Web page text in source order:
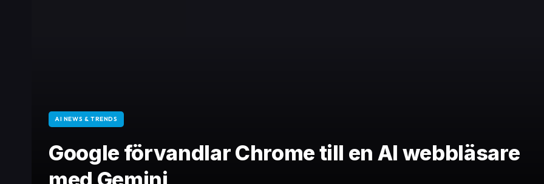
AI NEWS & TRENDS
Google förvandlar Chrome till en AI webbläsare